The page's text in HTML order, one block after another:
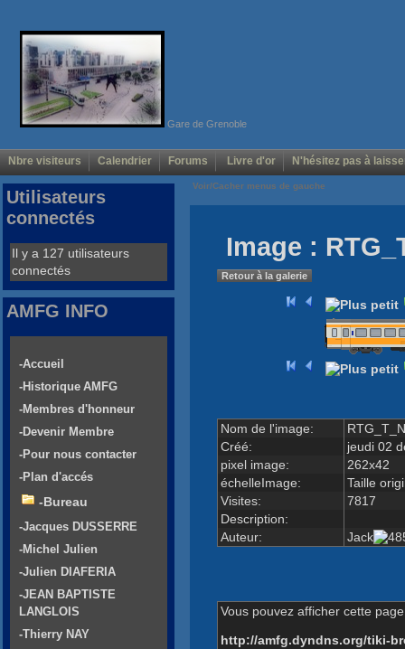
Gare de Grenoble
Nbre visiteurs Calendrier Forums Livre d'or N'hésitez pas à
Voir/Cacher menus de gauche
Image :
Retour à la galerie
Nom de l'image:
Créé:
jeudi 02
pixel image:
262x42
échelleImage:
Taille
Visites:
7817
Description:
Auteur:
Jack
Vous pouvez afficher cette
http://amfg.dyndns.org/tiki-
Utilisateurs
connectés
Il y a 127 utilisateurs
connectés
AMFG INFO
-Accueil
-Historique AMFG
-Membres d'honneur
-Devenir Membre
-Pour nous contacter
-Plan d'accés
-Bureau
-Jacques DUSSERRE
-Michel Julien
-Julien DIAFERIA
-JEAN BAPTISTE
LANGLOIS
-Thierry NAY